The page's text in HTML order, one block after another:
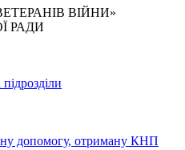
ВІЙНИ»
РАДИ
допомогу, отриману КНП